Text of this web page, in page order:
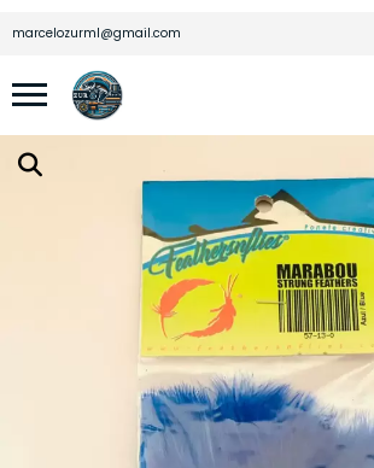
marcelozurml@gmail.com